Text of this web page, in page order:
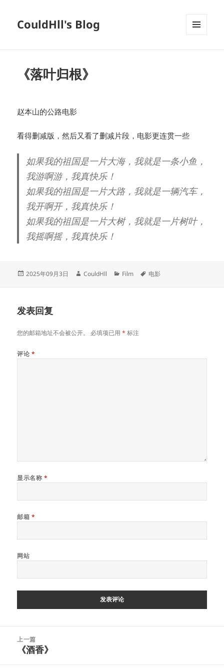
CouldHll's Blog
《落叶归根》
赵本山的公路电影
看得删减版，然后又看了删减片段，电影更连贯一些
如果我的祖国是一片大海，我就是一条小鱼，
我游啊游，我真快乐！
如果我的祖国是一片大路，我就是一辆汽车，
我开啊开，我真快乐！
如果我的祖国是一片大树，我就是一片树叶，
我摇啊摇，我真快乐！
发
2025年09月3日
作
CouldHll
分
Film
标
电影
发表回复
您的邮箱地址不会被公开。 必填项已用* 标注
评论 *
显示名称 *
邮箱 *
网站
上一篇
上《酒香》